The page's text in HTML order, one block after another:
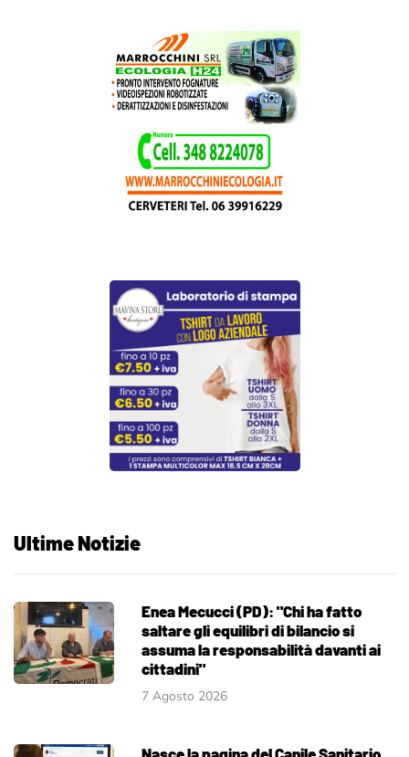
Ultime Notizie
Enea Mecucci (PD): "Chi ha fatto
saltare gli equilibri di bilancio si
assuma la responsabilità davanti ai
cittadini"
7 Agosto 2026
Nasce la pagina del Canile Sanitario